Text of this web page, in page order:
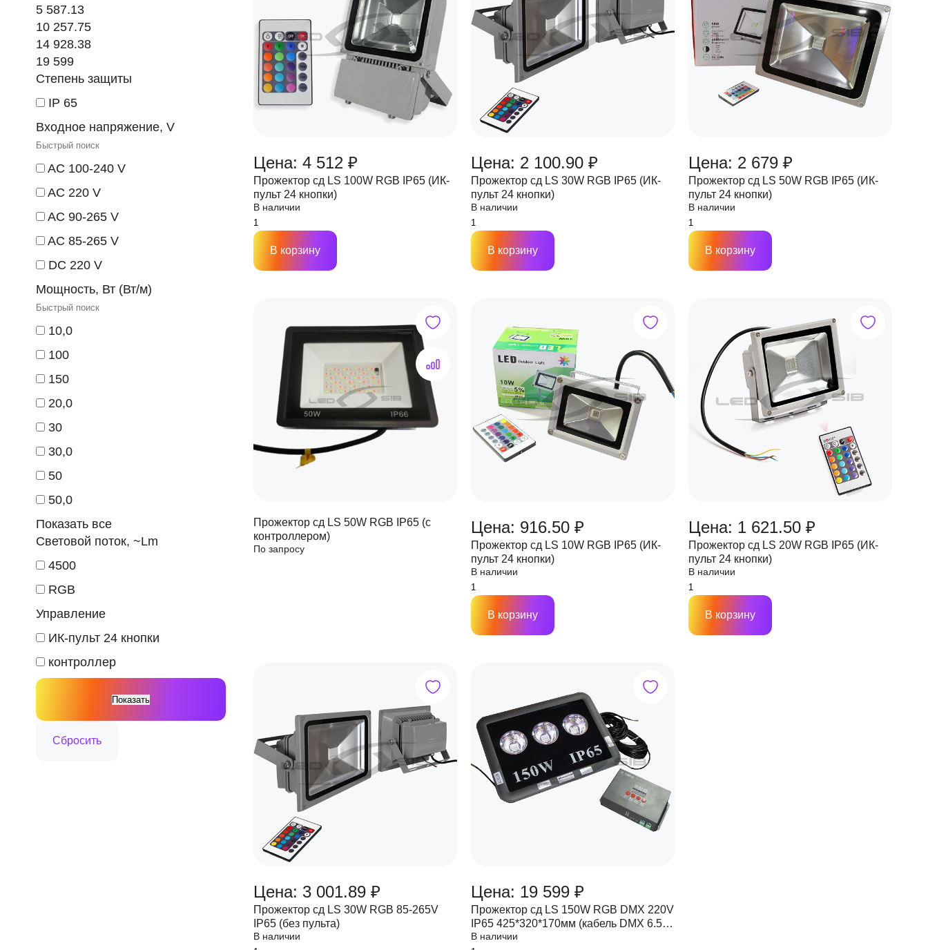
5 587.13
10 257.75
14 928.38
19 599
Степень защиты
IP 65
Входное напряжение, V
AC 100-240 V
AC 220 V
AC 90-265 V
AC 85-265 V
DC 220 V
Мощность, Вт (Вт/м)
10,0
100
150
20,0
30
30,0
50
50,0
Показать все
Световой поток, ~Lm
4500
RGB
Управление
ИК-пульт 24 кнопки
контроллер
Цена: 4 512 ₽
Прожектор сд LS 100W RGB IP65 (ИК-
пульт 24 кнопки)
В наличии
В корзину
Цена: 2 100.90 ₽
Прожектор сд LS 30W RGB IP65 (ИК-
пульт 24 кнопки)
В наличии
В корзину
Цена: 2 679 ₽
Прожектор сд LS 50W RGB IP65 (ИК-
пульт 24 кнопки)
В наличии
В корзину
Прожектор сд LS 50W RGB IP65 (с
контроллером)
По запросу
Цена: 916.50 ₽
Прожектор сд LS 10W RGB IP65 (ИК-
пульт 24 кнопки)
В наличии
В корзину
Цена: 1 621.50 ₽
Прожектор сд LS 20W RGB IP65 (ИК-
пульт 24 кнопки)
В наличии
В корзину
Цена: 3 001.89 ₽
Прожектор сд LS 30W RGB 85-265V
IP65 (без пульта)
В наличии
Цена: 19 599 ₽
Прожектор сд LS 150W RGB DMX 220V
IP65 425*320*170мм (кабель DMX 6.5м,
соединяется)
В наличии